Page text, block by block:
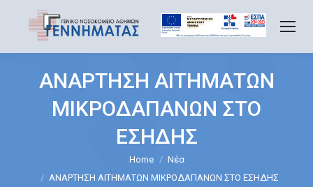
ΑΝΑΡΤΗΣΗ ΑΙΤΗΜΑΤΩΝ
ΜΙΚΡΟΔΑΠΑΝΩΝ ΣΤΟ
ΕΣΗΔΗΣ
Home
Νέα
ΑΝΑΡΤΗΣΗ ΑΙΤΗΜΑΤΩΝ ΜΙΚΡΟΔΑΠΑΝΩΝ ΣΤΟ ΕΣΗΔΗΣ